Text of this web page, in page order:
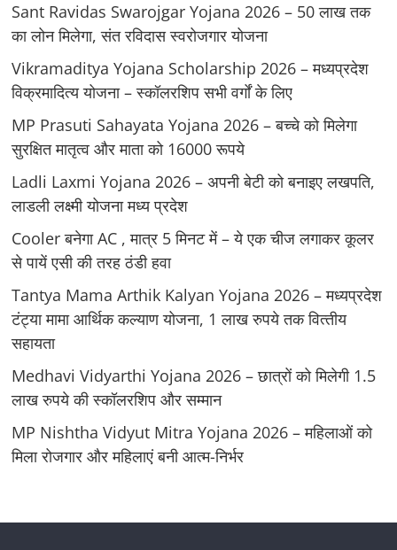
Sant Ravidas Swarojgar Yojana 2026 – 50 लाख तक
का लोन मिलेगा, संत रविदास स्वरोजगार योजना
Vikramaditya Yojana Scholarship 2026 – मध्‍यप्रदेश
विक्रमादित्‍य योजना – स्‍कॉलरशिप सभी वर्गों के लिए
MP Prasuti Sahayata Yojana 2026 – बच्चे को मिलेगा
सुरक्षित मातृत्व और माता को 16000 रूपये
Ladli Laxmi Yojana 2026 – अपनी बेटी को बनाइए लखपति,
लाडली लक्ष्मी योजना मध्य प्रदेश
Cooler बनेगा AC , मात्र 5 मिनट में – ये एक चीज लगाकर कूलर
से पायें एसी की तरह ठंडी हवा
Tantya Mama Arthik Kalyan Yojana 2026 – मध्‍यप्रदेश
टंट्या मामा आर्थिक कल्‍याण योजना, 1 लाख रुपये तक वित्‍तीय
सहायता
Medhavi Vidyarthi Yojana 2026 – छात्रों को मिलेगी 1.5
लाख रुपये की स्कॉलरशिप और सम्मान
MP Nishtha Vidyut Mitra Yojana 2026 – महिलाओं को
मिला रोजगार और महिलाएं बनी आत्म-निर्भर